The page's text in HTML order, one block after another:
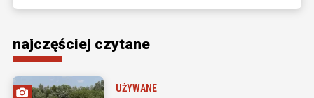
najczęściej czytane
UŻYWANE